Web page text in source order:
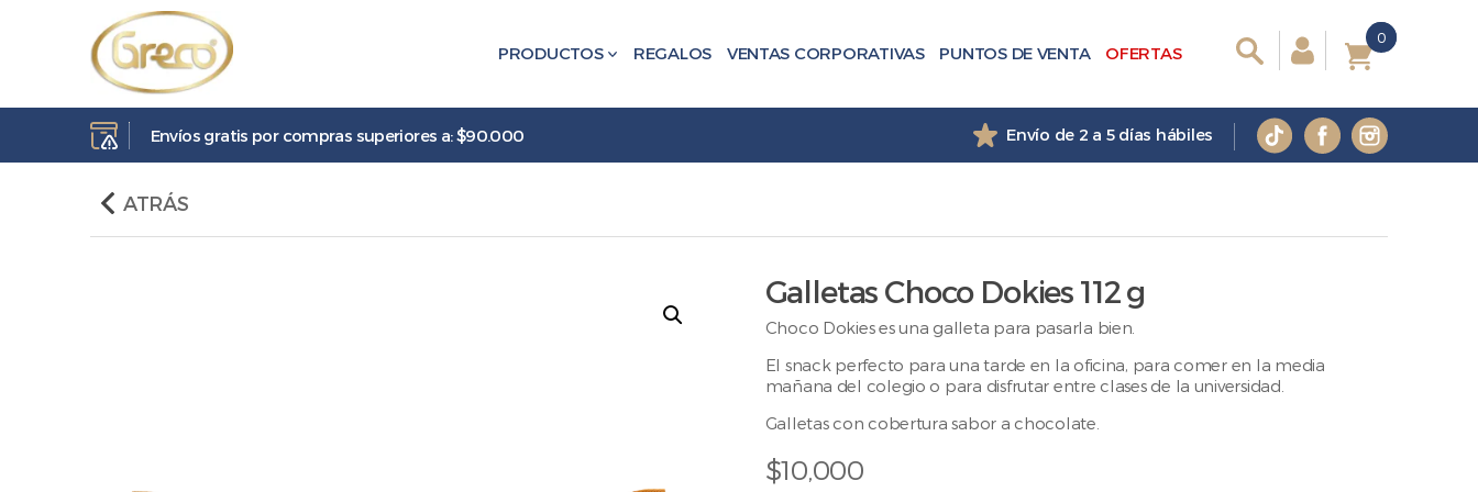
PRODUCTOS REGALOS VENTAS CORPORATIVAS PUNTOS DE VENTA OFERTAS
Envíos gratis por compras superiores a: $90.000 Envío de 2 a 5 días hábiles
0
ATRÁS
Galletas Choco Dokies 112 g
Choco Dokies es una galleta para pasarla bien.
El snack perfecto para una tarde en la oficina, para comer en la media
mañana del colegio o para disfrutar entre clases de la universidad.
Galletas con cobertura sabor a chocolate.
$10,000
0